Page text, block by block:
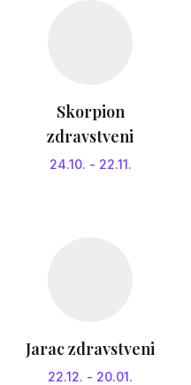
Skorpion
zdravstveni
24.10. - 22.11.
Jarac zdravstveni
22.12. - 20.01.